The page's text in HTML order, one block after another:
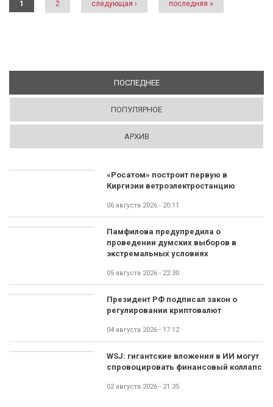
1 2 следующая › последняя »
ПОСЛЕДНЕЕ(АКТИВНАЯ ВКЛАДКА)
ПОПУЛЯРНОЕ
АРХИВ
«Росатом» построит первую в
Киргизии ветроэлектростанцию
06 августа 2026 - 20:11
Памфилова предупредила о
проведении думских выборов в
экстремальных условиях
05 августа 2026 - 22:30
Президент РФ подписал закон о
регулировании криптовалют
04 августа 2026 - 17:12
WSJ: гигантские вложения в ИИ могут
спровоцировать финансовый коллапс
02 августа 2026 - 21:35